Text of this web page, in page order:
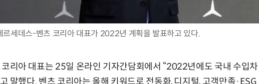
르세데스-벤츠 코리아 대표가 2022년 계획을 발표하고 있다.
리아 대표는 25일 온라인 기자간담회에서 “2022년에도 국내 수입차
말했다. 벤츠 코리아는 올해 키워드로 전동화, 디지털, 고객만족·ESG